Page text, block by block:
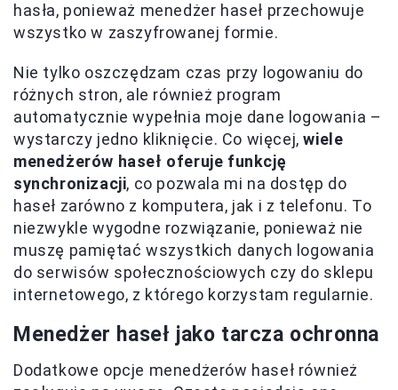
hasła, ponieważ menedżer haseł przechowuje
wszystko w zaszyfrowanej formie.
Nie tylko oszczędzam czas przy logowaniu do
różnych stron, ale również program
automatycznie wypełnia moje dane logowania –
wystarczy jedno kliknięcie. Co więcej,wiele
menedżerów haseł oferuje funkcję
synchronizacji, co pozwala mi na dostęp do
haseł zarówno z komputera, jak i z telefonu. To
niezwykle wygodne rozwiązanie, ponieważ nie
muszę pamiętać wszystkich danych logowania
do serwisów społecznościowych czy do sklepu
internetowego, z którego korzystam regularnie.
Menedżer haseł jako tarcza ochronna
Dodatkowe opcje menedżerów haseł również